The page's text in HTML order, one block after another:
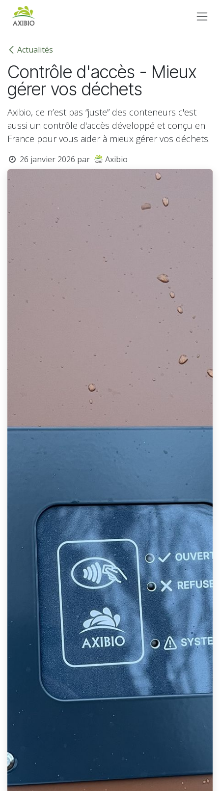
Se rendre au contenu
Actualités
Contrôle d'accès - Mieux
gérer vos déchets
Axibio, ce n’est pas “juste” des conteneurs c'est
aussi un contrôle d'accès développé et conçu en
France pour vous aider à mieux gérer vos déchets.
26 janvier 2026 par Axibio